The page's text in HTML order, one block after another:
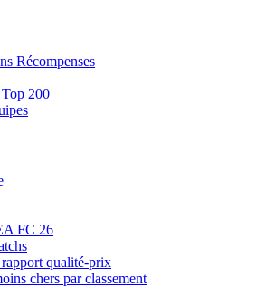
Récompenses
200
FC 26
qualité-prix
chers par classement